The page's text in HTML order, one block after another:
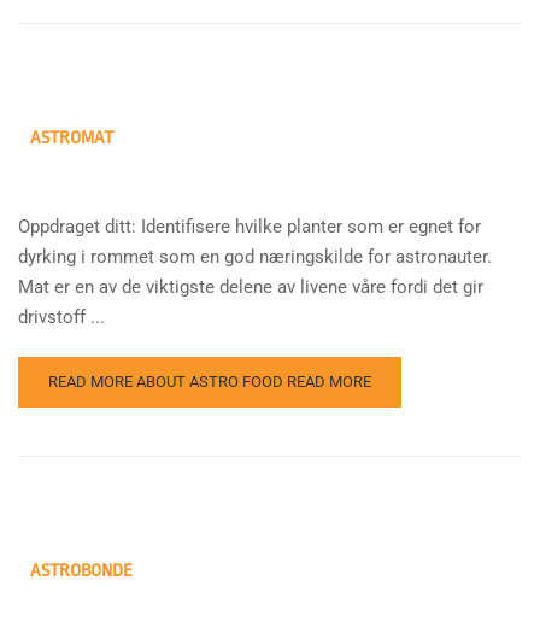
ASTROMAT
Oppdraget ditt: Identifisere hvilke planter som er egnet for
dyrking i rommet som en god næringskilde for astronauter.
Mat er en av de viktigste delene av livene våre fordi det gir
drivstoff ...
READ MORE ABOUT ASTRO FOOD READ MORE
ASTROBONDE